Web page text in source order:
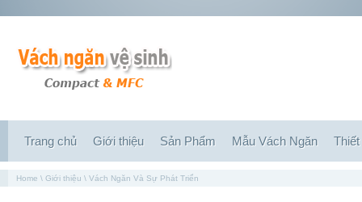
Trang chủ Giới thiệu Sản Phẩm Mẫu Vách Ngăn
Home \ Giới thiệu \ Vách Ngăn Và Sự Phát Triển